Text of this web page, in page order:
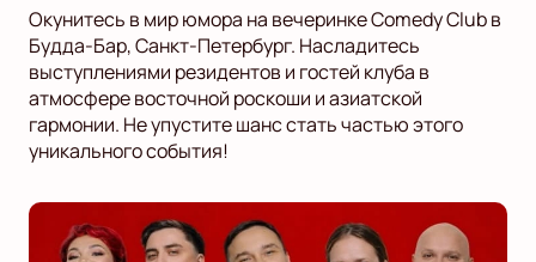
Окунитесь в мир юмора на вечеринке Comedy Club в
Будда-Бар, Санкт-Петербург. Насладитесь
выступлениями резидентов и гостей клуба в
атмосфере восточной роскоши и азиатской
гармонии. Не упустите шанс стать частью этого
уникального события!